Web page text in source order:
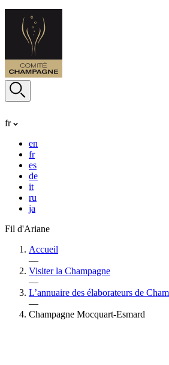
fr
en
fr
es
de
it
ru
ja
Fil d'Ariane
Accueil
—
Visiter la Champagne
—
L’annuaire des élaborateurs de
—
Champagne Mocquart-Esmard